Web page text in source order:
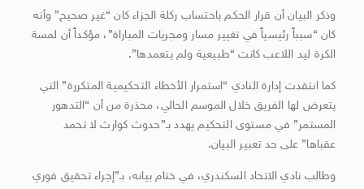
وذكر البيان أن قرار الحكم باحتساب ركلة الجزاء كان “غير صحيح” وأنه
كان “سبباً رئيسياً في تغيير مسار ومجريات المباراة”، مؤكداً أن لمسة
الكرة ليد اللاعب كانت “طبيعية ولم يتعمدها”.
كما انتقدت إدارة النادي “استمرار الأخطاء التحكيمية المتكررة” التي
يتعرض لها الفريق خلال الموسم الحالي، محذرة من أن “التدهور
المستمر” في مستوى التحكيم يهدد بـ”حدوث كوارث لا تحمد
عقباها” على حد تعبير البيان.
وطالب نادي الاتحاد السكندري، في ختام بيانه، بـ”إجراء تحقيق فوري